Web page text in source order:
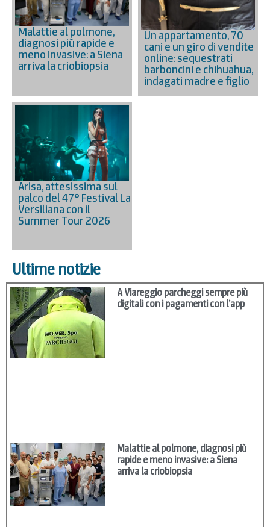
Malattie al polmone,
diagnosi più rapide e
meno invasive: a Siena
arriva la criobiopsia
Un appartamento, 70
cani e un giro di vendite
online: sequestrati
barboncini e chihuahua,
indagati madre e figlio
Arisa, attesissima sul
palco del 47° Festival La
Versiliana con il
Summer Tour 2026
Ultime notizie
A Viareggio parcheggi sempre più
digitali con i pagamenti con l’app
Malattie al polmone, diagnosi più
rapide e meno invasive: a Siena
arriva la criobiopsia